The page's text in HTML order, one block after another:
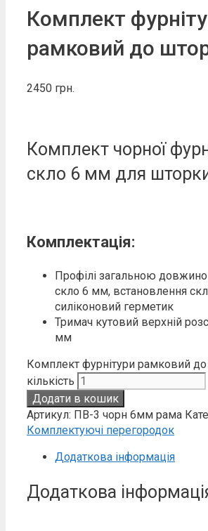
Комплект
рамковий до
2450 грн.
Комплект чорної
скло 6 мм для
Комплектація:
Профілі загальною
скло 6 мм, встановлення
силіконовий герметик
Тримач кутовий верхній
мм
Комплект фурнітури рамковий
кількість
Додати в кошик
Артикул: ПВ-3 чорн 6мм рама
Комплектуючі перегородок
Додаткова інформація
Додаткова